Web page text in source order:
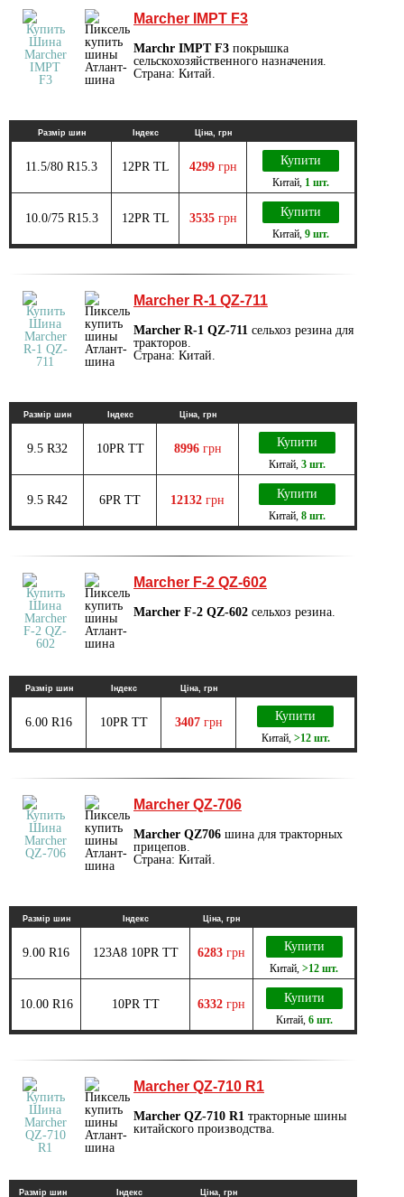
Marcher IMPT F3
Marchr IMPT F3 покрышка
сельскохозяйственного назначения.
Страна: Китай.
Размір шин Індекс Ціна, грн
11.5/80 R15.3 12PR TL 4299 грн Купити
Китай 1 шт.
10.0/75 R15.3 12PR TL 3535 грн Купити
Китай 9 шт.
Marcher R-1 QZ-711
Marcher R-1 QZ-711 сельхоз резина для
тракторов.
Страна: Китай.
Размір шин Індекс Ціна, грн
9.5 R32 10PR TT 8996 грн Купити
Китай, 3 шт.
9.5 R42 6PR TT 12132 грн Купити
Китай, 8 шт.
Marcher F-2 QZ-602
Marcher F-2 QZ-602 сельхоз резина.
Размір шин Індекс Ціна, грн
6.00 R16 10PR TT 3407 грн Купити
Китай, >12 шт.
Marcher QZ-706
Marcher QZ706 шина для тракторных
прицепов.
Страна: Китай.
Размір шин Індекс Ціна, грн
9.00 R16 123A8 10PR TT 6283 грн Купити
Китай >12 шт.
10.00 R16 10PR TT 6332 грн Купити
Китай, 6 шт.
Marcher QZ-710 R1
Marcher QZ-710 R1 тракторные шины
китайского производства.
Размір шин Індекс Ціна, грн